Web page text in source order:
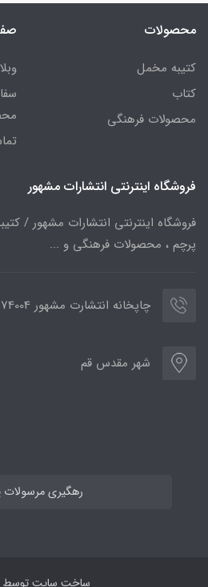
محصولات
کتیبه مخمل
کتاب
محصولات فرهنگی
فروشگاه اینترنتی انتشارات مشهور
فروشگاه اینترنتی انتشارات مشهور /
پرچم ، محصولات فرهنگی و ...
چاپخانه انتشارت مشهور 09386774004
شهر مقدس قم
رهگیری
ساخت سایت توسط